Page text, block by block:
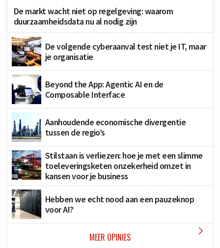
De markt wacht niet op regelgeving: waarom
duurzaamheidsdata nu al nodig zijn
De volgende cyberaanval test niet je IT, maar
je organisatie
Beyond the App: Agentic AI en de
Composable Interface
Aanhoudende economische divergentie
tussen de regio’s
Stilstaan is verliezen: hoe je met een slimme
toeleveringsketen onzekerheid omzet in
kansen voor je business
Hebben we echt nood aan een pauzeknop
voor AI?
MEER OPINIES 